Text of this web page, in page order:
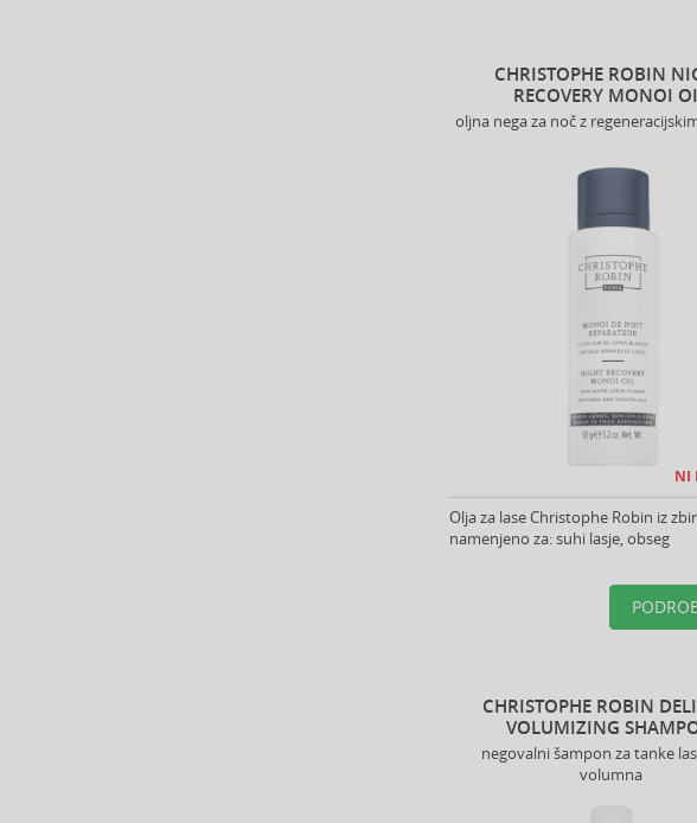
CHRISTOPHE ROBIN
RECOVERY MONOI
oljna nega za noč z
NI
Olja za lase Christophe Robin iz
namenjeno za: suhi lasje, obseg
CHRISTOPHE ROBIN
VOLUMIZING
negovalni šampon za tanke
volumna